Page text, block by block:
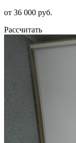
от 36 000 руб.
Рассчитать